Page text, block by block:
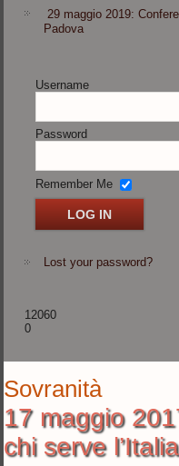
29 maggio 2019:
Padova
Username
Password
Remember Me
Lost your password?
12060
0
Sovranità
17 maggio
chi serve